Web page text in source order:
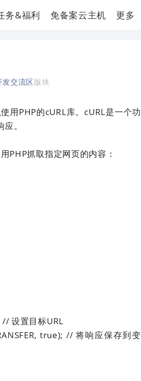
务&福利 免备案云主机 更多
发交流区版块
用PHP的cURL库。cURL是一个功
。
PHP抓取指定网页的内容：
设置目标URL
true); // 将响应保存到变